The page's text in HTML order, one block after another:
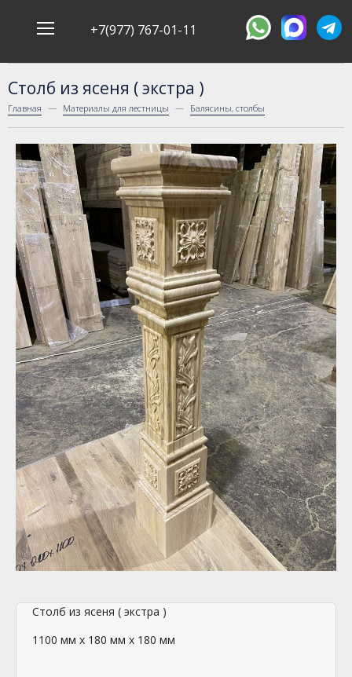
+7(977) 767-01-11
Столб из ясеня ( экстра )
Главная Материалы для лестницы Балясины, столбы
Столб из ясеня ( экстра )
1100 мм х 180 мм х 180 мм